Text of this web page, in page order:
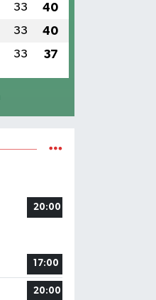
33 40
33 40
33 37
20:00
17:00
20:00